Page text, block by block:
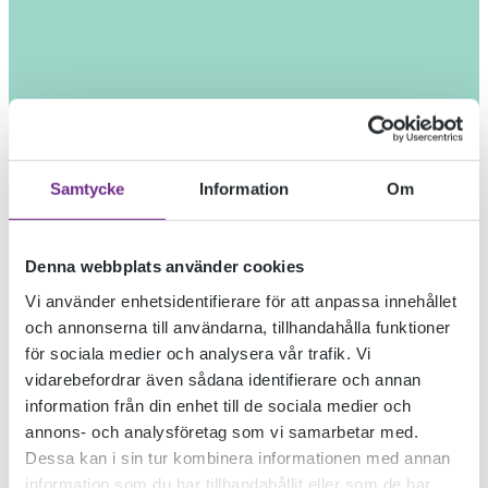
Samtycke Information Om
Denna webbplats använder cookies
Vi använder enhetsidentifierare för att anpassa innehållet
och annonserna till användarna, tillhandahålla funktioner
för sociala medier och analysera vår trafik. Vi
vidarebefordrar även sådana identifierare och annan
information från din enhet till de sociala medier och
annons- och analysföretag som vi samarbetar med.
Dessa kan i sin tur kombinera informationen med annan
information som du har tillhandahållit eller som de har